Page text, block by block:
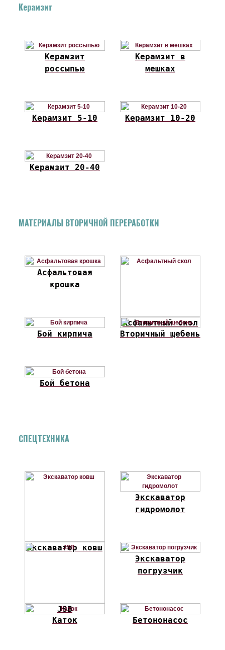
Керамзит
Керамзит
россыпью
Керамзит в
мешках
Керамзит 5-10 Керамзит 10-20
Керамзит 20-40
МАТЕРИАЛЫ ВТОРИЧНОЙ ПЕРЕРАБОТКИ
Асфальтовая
крошка
Асфальтный скол
Бой кирпича
Вторичный щебень
Бой бетона
СПЕЦТЕХНИКА
Экскаватор ковш
Экскаватор
гидромолот
JSB
Экскаватор
погрузчик
Каток Бетононасос